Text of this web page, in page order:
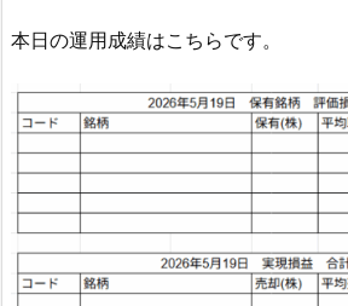
本日の運用成績はこちらです。